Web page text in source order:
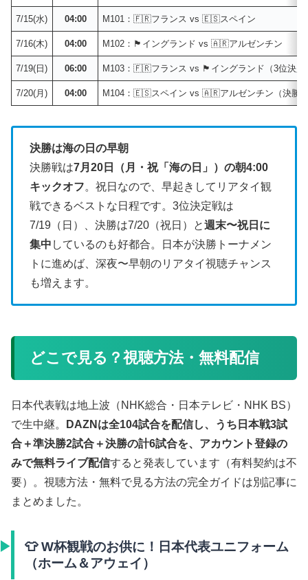
7/15(水) 04:00 M101：🇫🇷フランス vs 🇪🇸スペイン
7/16(木) 04:00 M102：🏴󠁧󠁢󠁥󠁮󠁧󠁿イングランド vs 🇦🇷アルゼンチン
7/19(日) 06:00 M103：🇫🇷フランス vs 🏴󠁧󠁢󠁥󠁮󠁧󠁿イングランド（3位決定
7/20(月) 04:00 M104：🇪🇸スペイン vs 🇦🇷アルゼンチン（決勝
決勝は海の日の早朝
決勝戦は7月20日（月・祝「海の日」）の朝4:00
キックオフ。祝日なので、早起きしてリアタイ観
戦できるベストな日程です。3位決定戦は
7/19（日）、決勝は7/20（祝日）と週末〜祝日に
集中 しているのも好都合。日本が決勝トーナメン
トに進めば、深夜〜早朝のリアタイ視聴チャンス
も増えます。
どこで見る？視聴方法・無料配信
日本代表戦は地上波（NHK総合・日本テレビ・NHK BS）
で生中継。
DAZNは全104試合を配信し、うち日本戦3試
合＋準決勝2試合＋決勝の計6試合を、アカウント登録の
みで無料ライブ配信すると発表しています（有料契約は不
要）。視聴方法・無料で見る方法の完全ガイドは別記事に
まとめました。
👕 W杯観戦のお供に！日本代表ユニフォーム
（ホーム＆アウェイ）